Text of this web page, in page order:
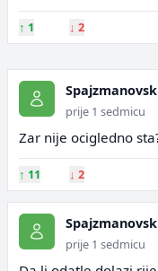
↑ 1 ↓ 2
prije 1 sedmicu
Zar nije ocigledno
↑ 11 ↓ 2
prije 1 sedmicu